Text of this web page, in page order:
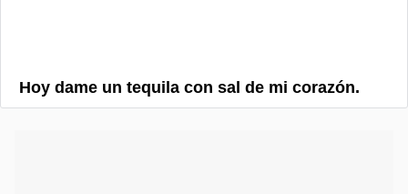
Hoy dame un tequila con sal de mi corazón.